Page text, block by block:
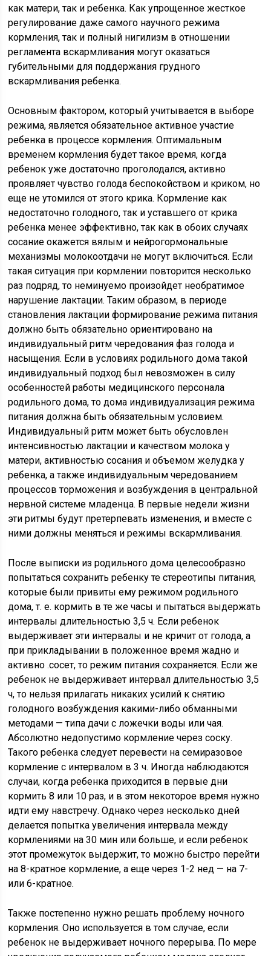
как матери, так и ребенка. Как упрощенное жесткое
регулирование даже самого научного режима
кормления, так и полный нигилизм в отношении
регламента вскармливания могут оказаться
губительными для поддержания грудного
вскармливания ребенка.
Основным фактором, который учитывается в выборе
режима, является обязательное активное участие
ребенка в процессе кормления. Оптимальным
временем кормления будет такое время, когда
ребенок уже достаточно проголодался, активно
проявляет чувство голода беспокойством и криком, но
еще не утомился от этого крика. Кормление как
недостаточно голодного, так и уставшего от крика
ребенка менее эффективно, так как в обоих случаях
сосание окажется вялым и нейрогормональные
механизмы молокоотдачи не могут включиться. Если
такая ситуация при кормлении повторится несколько
раз подряд, то неминуемо произойдет необратимое
нарушение лактации. Таким образом, в периоде
становления лактации формирование режима питания
должно быть обязательно ориентировано на
индивидуальный ритм чередования фаз голода и
насыщения. Если в условиях родильного дома такой
индивидуальный подход был невозможен в силу
особенностей работы медицинского персонала
родильного дома, то дома индивидуализация режима
питания должна быть обязательным условием.
Индивидуальный ритм может быть обусловлен
интенсивностью лактации и качеством молока у
матери, активностью сосания и объемом желудка у
ребенка, а также индивидуальным чередованием
процессов торможения и возбуждения в центральной
нервной системе младенца. В первые недели жизни
эти ритмы будут претерпевать изменения, и вместе с
ними должны меняться и режимы вскармливания.
После выписки из родильного дома целесообразно
попытаться сохранить ребенку те стереотипы питания,
которые были привиты ему режимом родильного
дома, т. е. кормить в те же часы и пытаться выдержать
интервалы длительностью 3,5 ч. Если ребенок
выдерживает эти интервалы и не кричит от голода, а
при прикладывании в положенное время жадно и
активно .сосет, то режим питания сохраняется. Если же
ребенок не выдерживает интервал длительностью 3,5
ч, то нельзя прилагать никаких усилий к снятию
голодного возбуждения какими-либо обманными
методами — типа дачи с ложечки воды или чая.
Абсолютно недопустимо кормление через соску.
Такого ребенка следует перевести на семиразовое
кормление с интервалом в 3 ч. Иногда наблюдаются
случаи, когда ребенка приходится в первые дни
кормить 8 или 10 раз, и в этом некоторое время нужно
идти ему навстречу. Однако через несколько дней
делается попытка увеличения интервала между
кормлениями на 30 мин или больше, и если ребенок
этот промежуток выдержит, то можно быстро перейти
на 8-кратное кормление, а еще через 1-2 нед — на 7-
или 6-кратное.
Также постепенно нужно решать проблему ночного
кормления. Оно используется в том случае, если
ребенок не выдерживает ночного перерыва. По мере